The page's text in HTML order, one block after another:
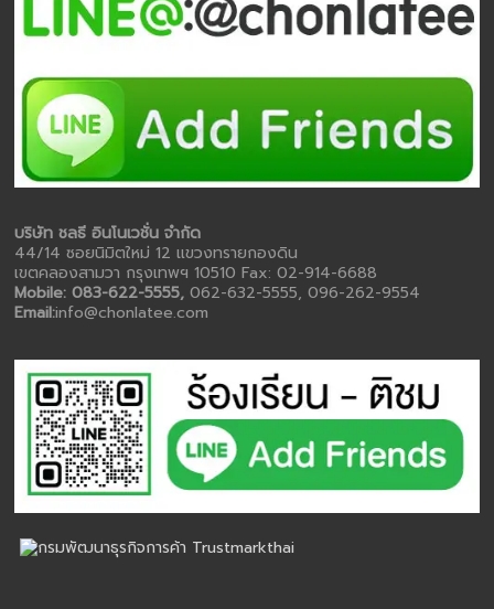
บริษัท ชลธี อินโนเวชั่น จำกัด
44/14 ซอยนิมิตใหม่ 12 แขวงทรายกองดิน
เขตคลองสามวา กรุงเทพฯ 10510 Fax: 02-914-6688
Mobile: 083-622-5555,062-632-5555, 096-262-9554
Email:info@chonlatee.com